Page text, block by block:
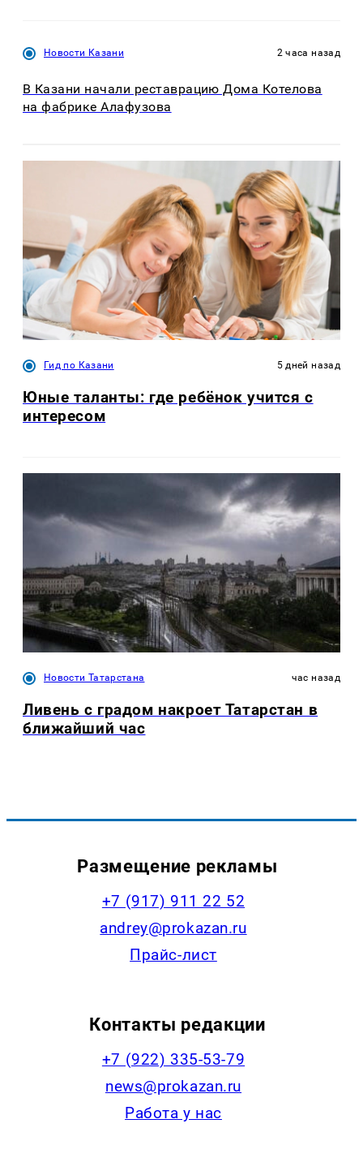
Новости Казани 2 часа назад
В Казани начали реставрацию Дома Котелова
на фабрике Алафузова
Гид по Казани 5 дней назад
Юные таланты: где ребёнок учится с
интересом
Новости Татарстана час назад
Ливень с градом накроет Татарстан в
ближайший час
Размещение рекламы
+7 (917) 911 22 52
andrey@prokazan.ru
Прайс-лист
Контакты редакции
+7 (922) 335-53-79
news@prokazan.ru
Работа у нас